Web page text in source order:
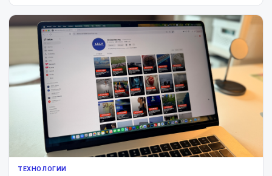
ТЕХНОЛОГИИ